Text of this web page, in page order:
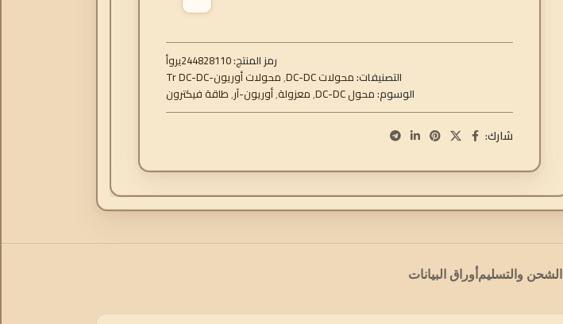
رمز المنتج: أوري244828110
التصنيفات:محولات DC-DC ,محولات أوريون-Tr DC-DC
الوسوم:محول DC-DC ,معزولة,أوريون-آر,طاقة فيكترون
شارك:
الشحن والتسليمأوراق البيانات